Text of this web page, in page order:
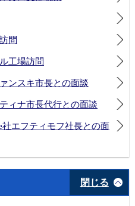
ドスキ学校訪問
問
工場訪問
ンスキ市長との面談
ィナ市長代行との面談
社エフティモフ社長との面
閉じる